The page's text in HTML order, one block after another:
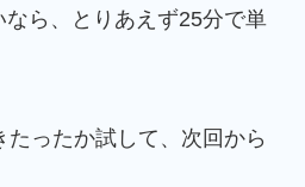
ら、とりあえず25分で単
ったか試して、次回から